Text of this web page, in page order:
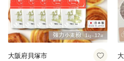
大阪府貝塚市